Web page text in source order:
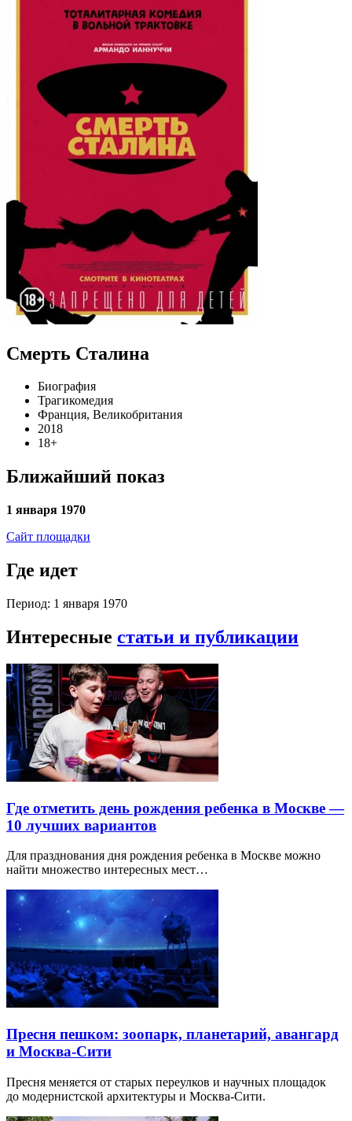
Смерть Сталина
Биография
Трагикомедия
Франция, Великобритания
2018
18+
Ближайший показ
1 января 1970
Сайт площадки
Где идет
Период: 1 января 1970
Интересные статьи и публикации
Где отметить день рождения ребенка в Москве —
10 лучших вариантов
Для празднования дня рождения ребенка в Москве можно
найти множество интересных мест…
Пресня пешком: зоопарк, планетарий, авангард
и Москва-Сити
Пресня меняется от старых переулков и научных площадок
до модернистской архитектуры и Москва-Сити.